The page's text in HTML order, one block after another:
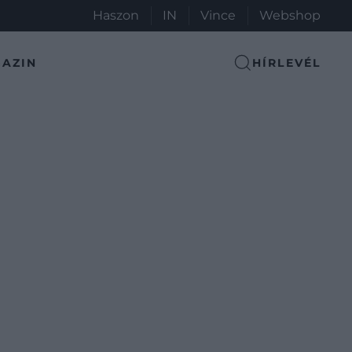
Haszon IN Vince Webshop
HÍRLEVÉL